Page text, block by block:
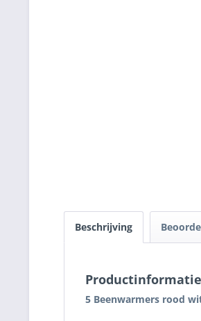
Beschrijving
5 Beenwarmers rood